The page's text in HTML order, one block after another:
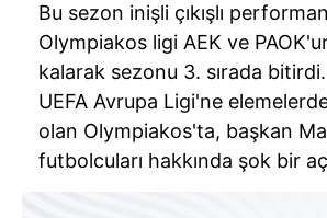
Bu sezon inişli çıkışlı
Olympiakos ligi AEK ve
kalarak sezonu 3. sırada bitirdi.
UEFA Avrupa Ligi'ne
olan Olympiakos'ta, başkan
futbolcuları hakkında şok bir